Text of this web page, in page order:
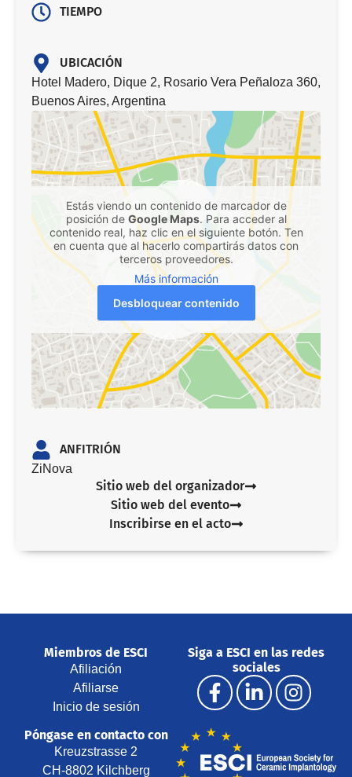
TIEMPO
UBICACIÓN
Hotel Madero, Dique 2, Rosario Vera Peñaloza 360,
Buenos Aires, Argentina
Estás viendo un contenido de marcador de
posición de Google Maps. Para acceder al
contenido real, haz clic en el siguiente botón. Ten
en cuenta que al hacerlo compartirás datos con
terceros proveedores.
Más información
Desbloquear contenido
ANFITRIÓN
ZiNova
Sitio web del organizador
Sitio web del evento
Inscribirse en el acto
Póngase en contacto con
Kreuzstrasse 2
CH-8802 Kilchberg
Miembros de ESCI
Afiliación
Afiliarse
Inicio de sesión
Siga a ESCI en las redes
sociales